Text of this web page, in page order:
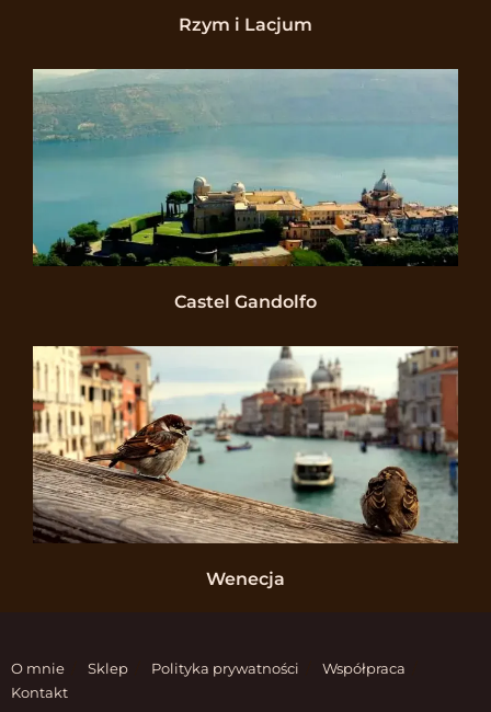
Rzym i Lacjum
Castel Gandolfo
Wenecja
O mnie Sklep Polityka prywatności
Współpraca
Kontakt